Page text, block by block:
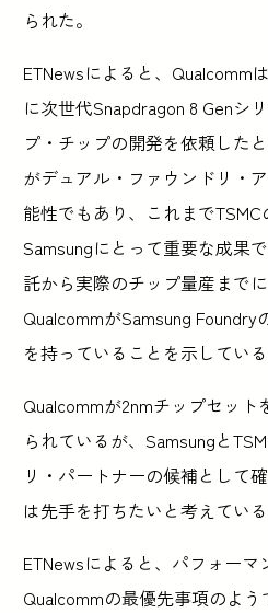
られた。
ETNewsによると、Qualcomm
に次世代Snapdragon 8 Genシ
プ・チップの開発を依頼した
がデュアル・ファウンドリ・
能性でもあり、これまで
Samsungにとって重要な成果
託から実際のチップ量産まで
QualcommがSamsung
を持っていることを示している
Qualcommが2nmチップセッ
られているが、Samsungと
リ・パートナーの候補として
は先手を打ちたいと考えてい
ETNewsによると、パフォー
Qualcommの最優先事項のよ